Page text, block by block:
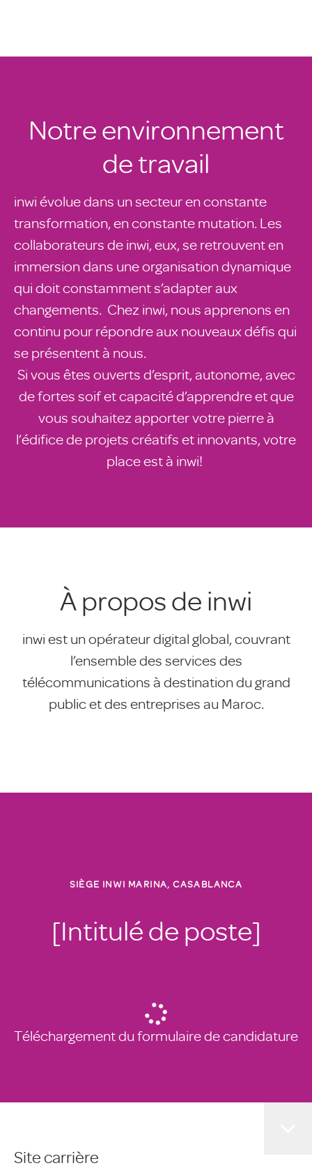
Notre environnement
de travail
inwi évolue dans un secteur en constante
transformation, en constante mutation. Les
collaborateurs de inwi, eux, se retrouvent en
immersion dans une organisation dynamique
qui doit constamment s’adapter aux
changements. Chez inwi, nous apprenons en
continu pour répondre aux nouveaux défis qui
se présentent à nous.
Si vous êtes ouverts d’esprit, autonome, avec
de fortes soif et capacité d’apprendre et que
vous souhaitez apporter votre pierre à
l’édifice de projets créatifs et innovants, votre
place est à inwi!
À propos de inwi
inwi est un opérateur digital global, couvrant
l’ensemble des services des
télécommunications à destination du grand
public et des entreprises au Maroc.
SIÈGE INWI MARINA, CASABLANCA
[Intitulé de poste]
Téléchargement du formulaire de candidature
Site carrière